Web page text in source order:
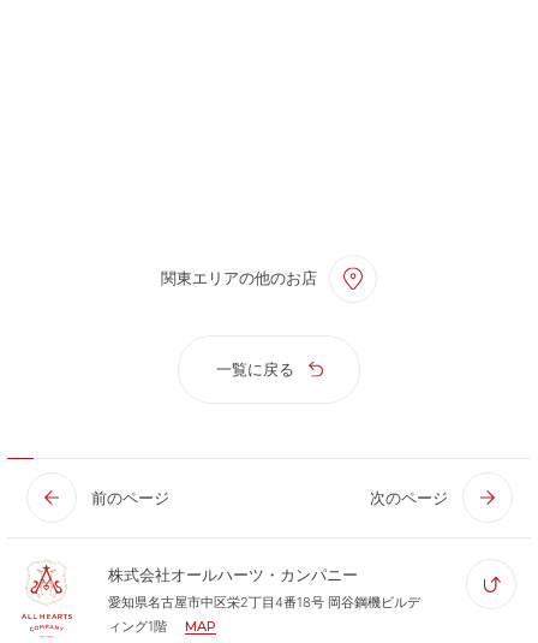
関東エリアの他のお店
一覧に戻る
前のページ 次のページ
株式会社オールハーツ・カンパニー
愛知県名古屋市中区栄2丁目4番18号 岡谷鋼機ビルデ
ィング1階
MAP